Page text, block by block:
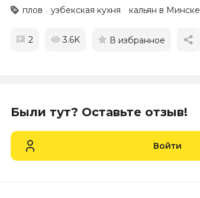
плов узбекская кухня кальян в Минске
2 3.6K В избранное
Были тут? Оставьте отзыв!
Войти